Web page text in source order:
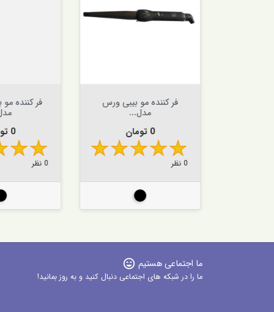
فر کننده مو بیبی ورس
مدل...
قیمت
0 تومان
0 نظر
مشکی
فر کننده
0 تومان
0 نظر
ما اجتماعی هستیم sentiment_very_satisfied
ما را در شبکه های اجتماعی دنبال کنید و به روز بمانید!